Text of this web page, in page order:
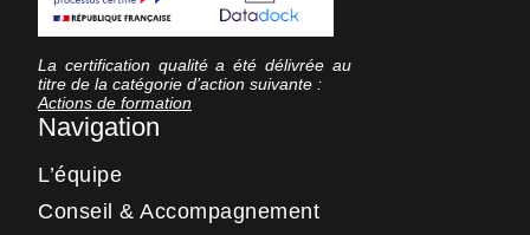
La certification qualité a été délivrée au
titre de la catégorie d’action suivante :
Actions de formation
Navigation
L’équipe
Conseil & Accompagnement